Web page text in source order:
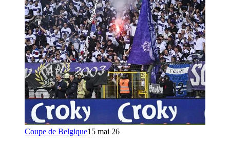
Coupe de Belgique15 mai 26